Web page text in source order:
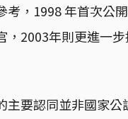
考，1998 年首次公
，2003年則更進一
主要認同並非國家